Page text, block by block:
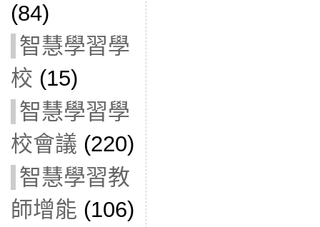
(84)
智慧學習學
校 (15)
智慧學習學
校會議 (220)
智慧學習教
師增能 (106)